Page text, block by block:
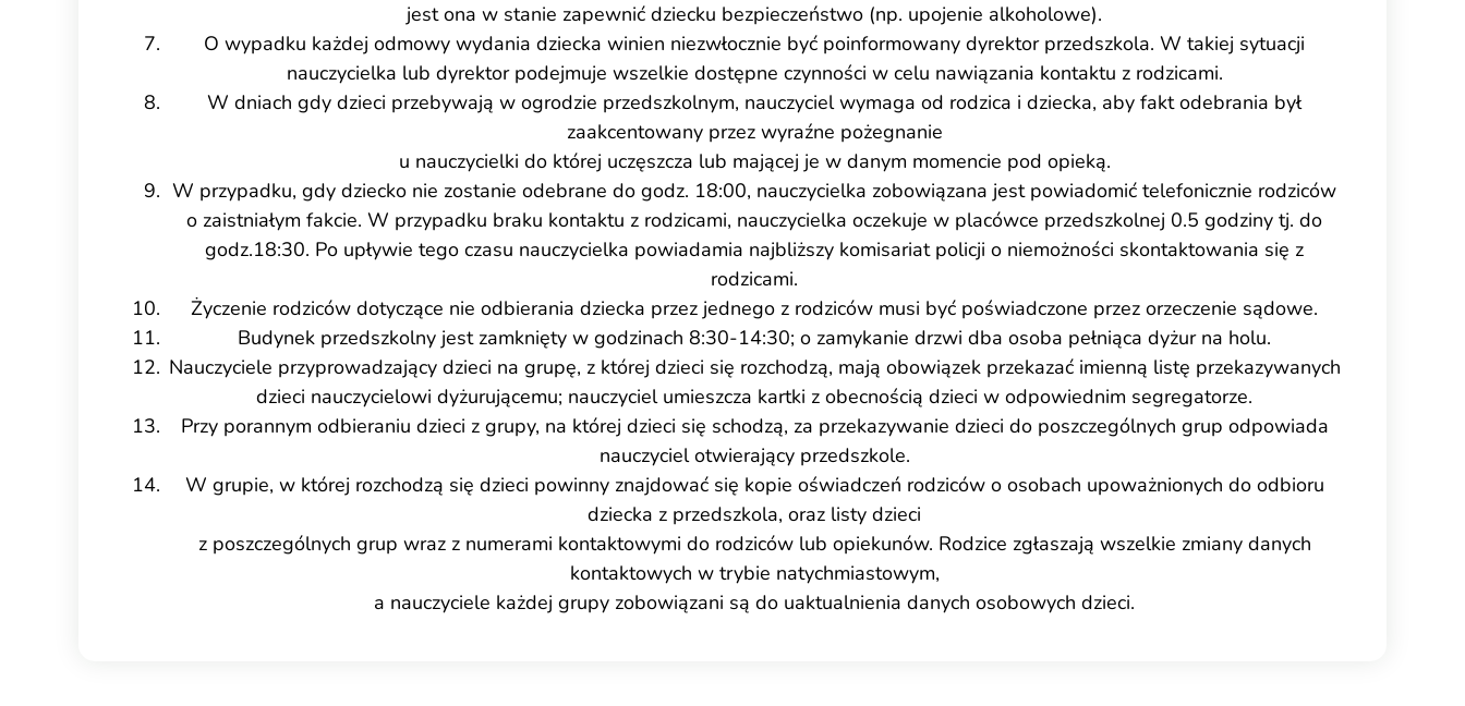
jest ona w stanie zapewnić dziecku bezpieczeństwo (np. upojenie alkoholowe).
O wypadku każdej odmowy wydania dziecka winien niezwłocznie być poinformowany dyrektor przedszkola. W takiej sytuacji
nauczycielka lub dyrektor podejmuje wszelkie dostępne czynności w celu nawiązania kontaktu z rodzicami.
W dniach gdy dzieci przebywają w ogrodzie przedszkolnym, nauczyciel wymaga od rodzica i dziecka, aby fakt odebrania był
zaakcentowany przez wyraźne pożegnanie
u nauczycielki do której uczęszcza lub mającej je w danym momencie pod opieką.
W przypadku, gdy dziecko nie zostanie odebrane do godz. 18:00, nauczycielka zobowiązana jest powiadomić telefonicznie rodziców
o zaistniałym fakcie. W przypadku braku kontaktu z rodzicami, nauczycielka oczekuje w placówce przedszkolnej 0.5 godziny tj. do
godz.18:30. Po upływie tego czasu nauczycielka powiadamia najbliższy komisariat policji o niemożności skontaktowania się z
rodzicami.
Życzenie rodziców dotyczące nie odbierania dziecka przez jednego z rodziców musi być poświadczone przez orzeczenie sądowe.
Budynek przedszkolny jest zamknięty w godzinach 8:30-14:30; o zamykanie drzwi dba osoba pełniąca dyżur na holu.
Nauczyciele przyprowadzający dzieci na grupę, z której dzieci się rozchodzą, mają obowiązek przekazać imienną listę przekazywanych
dzieci nauczycielowi dyżurującemu; nauczyciel umieszcza kartki z obecnością dzieci w odpowiednim segregatorze.
Przy porannym odbieraniu dzieci z grupy, na której dzieci się schodzą, za przekazywanie dzieci do poszczególnych grup odpowiada
nauczyciel otwierający przedszkole.
W grupie, w której rozchodzą się dzieci powinny znajdować się kopie oświadczeń rodziców o osobach upoważnionych do odbioru
dziecka z przedszkola, oraz listy dzieci
z poszczególnych grup wraz z numerami kontaktowymi do rodziców lub opiekunów. Rodzice zgłaszają wszelkie zmiany danych
kontaktowych w trybie natychmiastowym,
a nauczyciele każdej grupy zobowiązani są do uaktualnienia danych osobowych dzieci.